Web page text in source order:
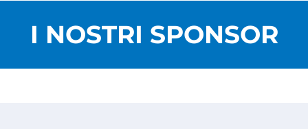
I NOSTRI SPONSOR